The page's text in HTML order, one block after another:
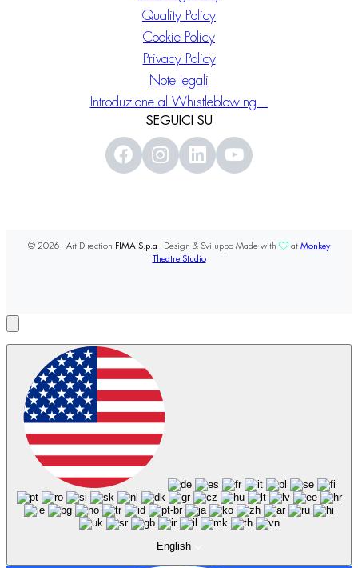
Quality Policy
Cookie Policy
Privacy Policy
Note legali
Introduzione al Whistleblowing
SEGUICI SU
© 2026 - Art Direction FIMA S.p.a - Design & Sviluppo Made with at Monkey
Theatre Studio
English